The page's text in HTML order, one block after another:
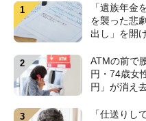
「遺族年
を襲った悲
出し」を開
ATMの前で
円・74歳女
円」が消え
「仕送り